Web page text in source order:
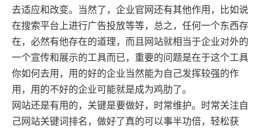
去适应和改变。当然了，企业官网还有其他作用，比如说
在搜索平台上进行广告投放等等，总之，任何一个东西存
在，必然有他存在的道理，而且网站就相当于企业对外的
一个宣传和展示的工具而已，重要的问题是在于这个工具
你如何去用，用的好的企业当然能为自己发挥较强的作
用，用的不好的企业可能就是成为鸡肋了。
网站还是有用的，关键是要做好，时常维护。时常关注自
己网站关键词排名，做好了真的可以事半功倍，轻松获